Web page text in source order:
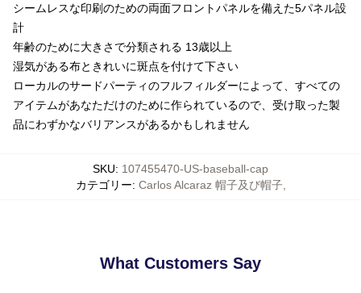
シームレスな印刷のための両面フロントパネルを備えた5パネル設
計
年齢のために大きさで分類される 13歳以上
湿気がある布ときれいに斑点を付けて下さい
ローカルのサードパーティのフルフィルダーによって、すべての
アイテムがあなただけのために作られているので、受け取った製
品にわずかなバリアンスがあるかもしれません
SKU: 107455470-US-baseball-cap
カテゴリー: Carlos Alcaraz 帽子及び帽子,
What Customers Say